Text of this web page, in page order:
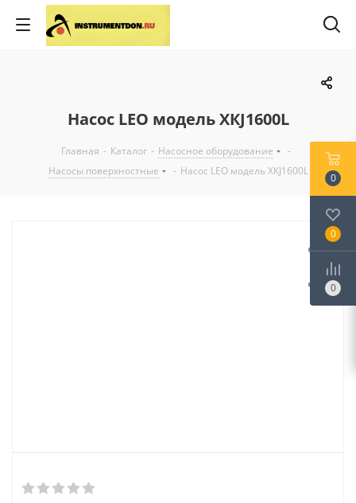
Насос LEO модель XКJ1600L
Главная - Каталог - Насосное оборудование
-
Насосы поверхностные
- Насос LEO модель XКJ1600L
0
0
0